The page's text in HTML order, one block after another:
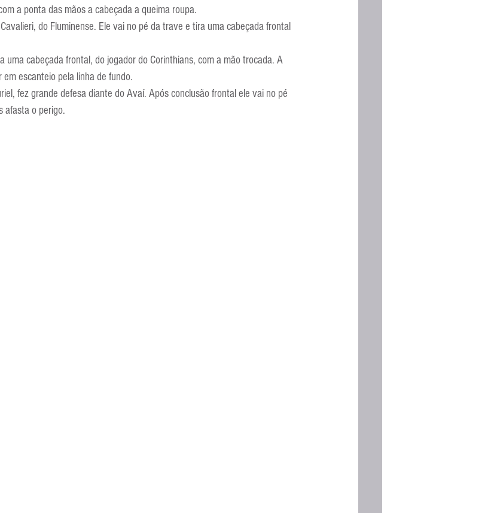
a ponta das mãos a cabeçada a queima roupa.
do Fluminense. Ele vai no pé da trave e tira uma cabeçada frontal
uma cabeçada frontal, do jogador do Corinthians, com a mão trocada. A
escanteio pela linha de fundo.
fez grande defesa diante do Avaí. Após conclusão frontal ele vai no pé
afasta o perigo.